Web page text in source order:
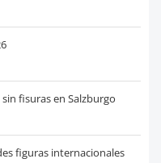
fisuras en Salzburgo
figuras internacionales